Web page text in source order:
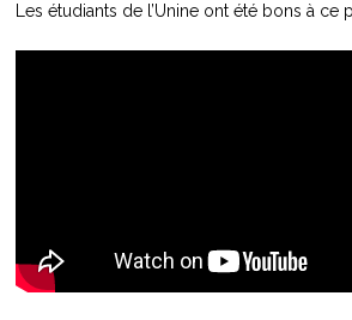
Les étudiants de l’Unine ont été bons à ce